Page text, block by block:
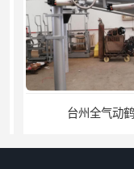
台州全气动鹤管